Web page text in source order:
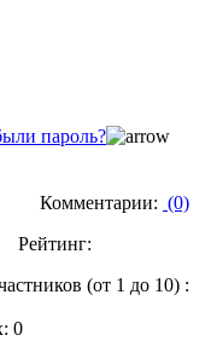
пароль?
Комментарии: (0)
(от 1 до 10) :
0